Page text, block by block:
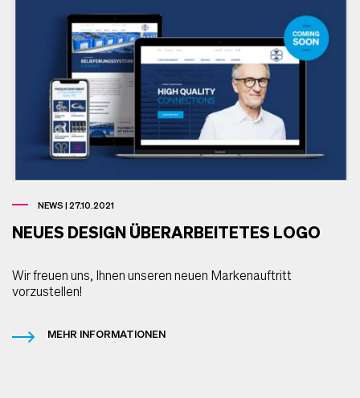
NEWS | 27.10.2021
NEUES DESIGN ÜBERARBEITETES LOGO
Wir freuen uns, Ihnen unseren neuen Markenauftritt
vorzustellen!
MEHR INFORMATIONEN